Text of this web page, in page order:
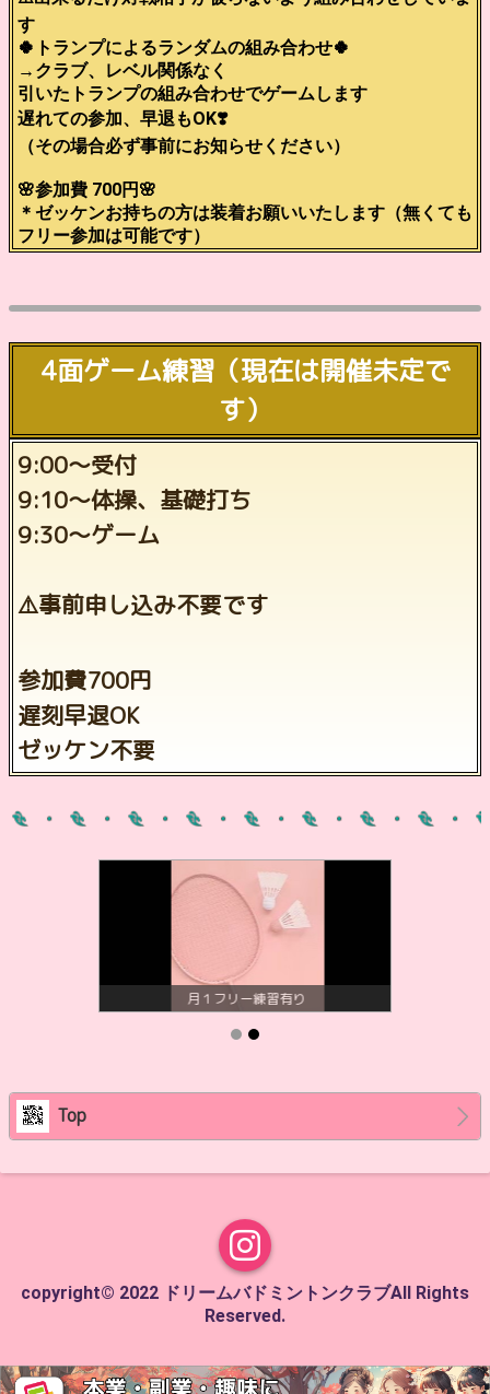
す
🍀トランプによるランダムの組み合わせ🍀
→クラブ、レベル関係なく
引いたトランプの組み合わせでゲームします
遅れての参加、早退もOK❣️
（その場合必ず事前にお知らせください）
🌸参加費 700円🌸
＊ゼッケンお持ちの方は装着お願いいたします（無くても
フリー参加は可能です）
4面ゲーム練習（現在は開催未定で
す）
9:00〜受付
9:10〜体操、基礎打ち
9:30〜ゲーム
⚠️事前申し込み不要です
参加費700円
遅刻早退OK
ゼッケン不要
月１フリー練習有り
Top
copyright© 2022 ドリームバドミントンクラブAll Rights
Reserved.